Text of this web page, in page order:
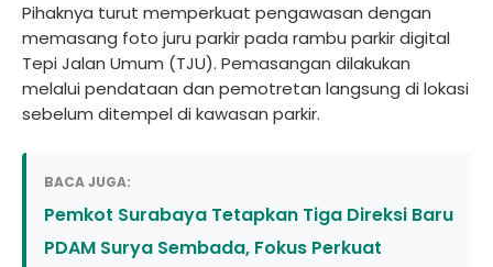
Pihaknya turut memperkuat pengawasan dengan
memasang foto juru parkir pada rambu parkir digital
Tepi Jalan Umum (TJU). Pemasangan dilakukan
melalui pendataan dan pemotretan langsung di lokasi
sebelum ditempel di kawasan parkir.
BACA JUGA:
Pemkot Surabaya Tetapkan Tiga Direksi Baru
PDAM Surya Sembada, Fokus Perkuat